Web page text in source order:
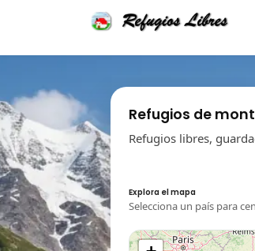
Refugios de
Refugios libres,
Explora el mapa
Selecciona un país para